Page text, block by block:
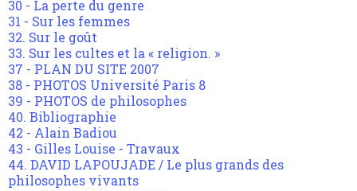
30 - La perte du genre
31 - Sur les femmes
32. Sur le goût
33. Sur les cultes et la « religion. »
37 - PLAN DU SITE 2007
38 - PHOTOS Université Paris 8
39 - PHOTOS de philosophes
40. Bibliographie
42 - Alain Badiou
43 - Gilles Louise - Travaux
44. DAVID LAPOUJADE / Le plus grands des
philosophes vivants